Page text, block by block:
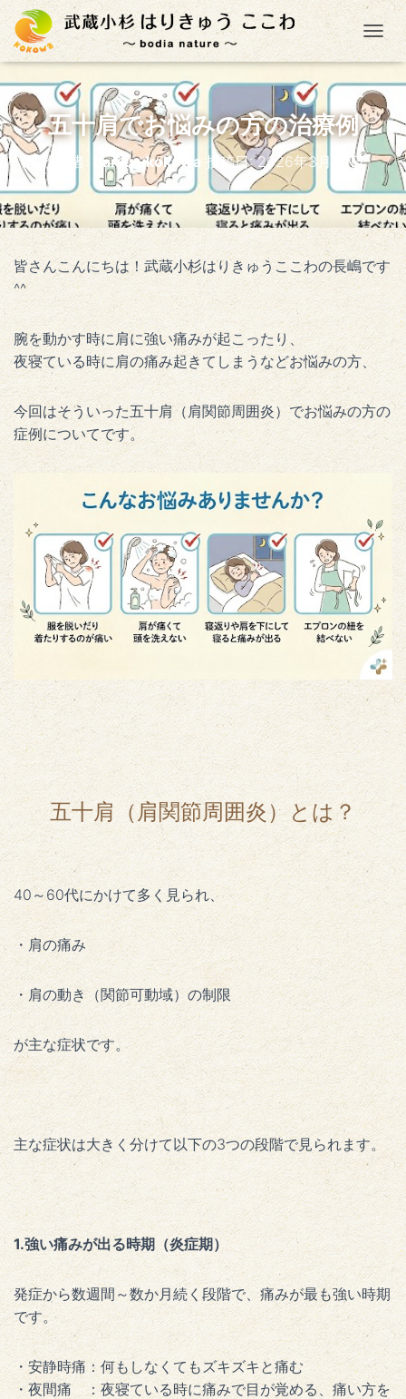
ナ
五十肩でお悩みの方の治療例
投稿者: harikyukokowa 投稿日:2026年3月30日
皆さんこんにちは！武蔵小杉はりきゅうここわの長嶋です
^^
腕を動かす時に肩に強い痛みが起こったり、
夜寝ている時に肩の痛み起きてしまうなどお悩みの方、
今回はそういった五十肩（肩関節周囲炎）でお悩みの方の
症例についてです。
五十肩（肩関節周囲炎）とは？
40～60代にかけて多く見られ、
・肩の痛み
・肩の動き（関節可動域）の制限
が主な症状です。
主な症状は大きく分けて以下の3つの段階で見られます。
1.強い痛みが出る時期（炎症期）
発症から数週間～数か月続く段階で、痛みが最も強い時期
です。
・安静時痛：何もしなくてもズキズキと痛む
・夜間痛 ：夜寝ている時に痛みで目が覚める、痛い方を